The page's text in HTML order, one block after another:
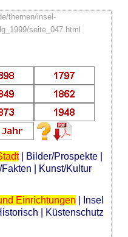
themen/insel-
seite_047.html
| Bilder/Prospekte|
Fakten
Kunst/Kultur
Einrichtungen
Insel
Küstenschutz